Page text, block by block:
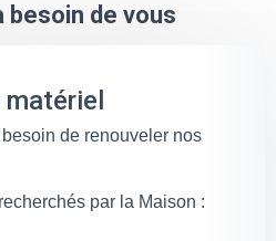
besoin de vous
matériel
de renouveler nos
par la Maison :